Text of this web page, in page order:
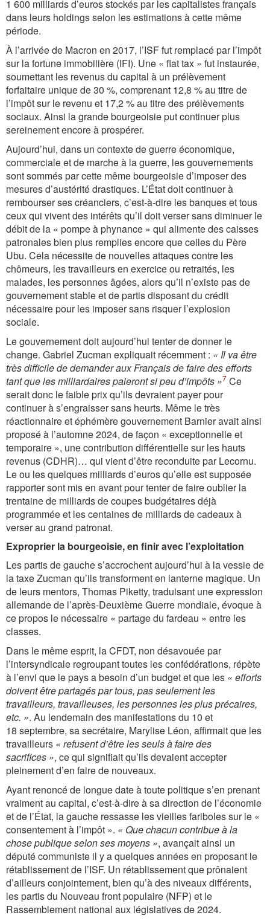
1 600 milliards d’euros stockés par les capitalistes français
dans leurs holdings selon les estimations à cette même
période.
À l’arrivée de Macron en 2017, l’ISF fut remplacé par l’impôt
sur la fortune immobilière (IFI). Une « flat tax » fut instaurée,
soumettant les revenus du capital à un prélèvement
forfaitaire unique de 30 %, comprenant 12,8 % au titre de
l’impôt sur le revenu et 17,2 % au titre des prélèvements
sociaux. Ainsi la grande bourgeoisie put continuer plus
sereinement encore à prospérer.
Aujourd’hui, dans un contexte de guerre économique,
commerciale et de marche à la guerre, les gouvernements
sont sommés par cette même bourgeoisie d’imposer des
mesures d’austérité drastiques. L’État doit continuer à
rembourser ses créanciers, c’est-à-dire les banques et tous
ceux qui vivent des intérêts qu’il doit verser sans diminuer le
débit de la « pompe à phynance » qui alimente des caisses
patronales bien plus remplies encore que celles du Père
Ubu. Cela nécessite de nouvelles attaques contre les
chômeurs, les travailleurs en exercice ou retraités, les
malades, les personnes âgées, alors qu’il n’existe pas de
gouvernement stable et de partis disposant du crédit
nécessaire pour les imposer sans risquer l’explosion
sociale.
Le gouvernement doit aujourd’hui tenter de donner le
change. Gabriel Zucman expliquait récemment : « Il va être
très difficile de demander aux Français de faire des efforts
tant que les milliardaires paieront si peu d’impôts »7 Ce
serait donc le faible prix qu’ils devraient payer pour
continuer à s’engraisser sans heurts. Même le très
réactionnaire et éphémère gouvernement Barnier avait ainsi
proposé à l’automne 2024, de façon « exceptionnelle et
temporaire », une contribution différentielle sur les hauts
revenus (CDHR)… qui vient d’être reconduite par Lecornu.
Le ou les quelques milliards d’euros qu’elle est supposée
rapporter sont mis en avant pour tenter de faire oublier la
trentaine de milliards de coupes budgétaires déjà
programmée et les centaines de milliards de cadeaux à
verser au grand patronat.
Exproprier la bourgeoisie, en finir avec l’exploitation
Les partis de gauche s’accrochent aujourd’hui à la vessie de
la taxe Zucman qu’ils transforment en lanterne magique. Un
de leurs mentors, Thomas Piketty, traduisant une expression
allemande de l’après-­Deuxième Guerre mondiale, évoque à
ce propos le nécessaire « partage du fardeau » entre les
classes.
Dans le même esprit, la CFDT, non désavouée par
l’intersyndicale regroupant toutes les confédérations, répète
à l’envi que le pays a besoin d’un budget et que les « efforts
doivent être partagés par tous, pas seulement les
travailleurs, travailleuses, les personnes les plus précaires,
etc. ». Au lendemain des manifestations du 10 et
18 septembre, sa secrétaire, Marylise Léon, affirmait que les
travailleurs « refusent d’être les seuls à faire des
sacrifices », ce qui signifiait qu’ils devaient accepter
pleinement d’en faire de nouveaux.
Ayant renoncé de longue date à toute politique s’en prenant
vraiment au capital, c’est-à-dire à sa direction de l’économie
et de l’État, la gauche ressasse les vieilles fariboles sur le «
consentement à l’impôt ». « Que chacun contribue à la
chose publique selon ses moyens », avançait ainsi un
député communiste il y a quelques années en proposant le
rétablissement de l’ISF. Un rétablissement que prônaient
d’ailleurs conjointement, bien qu’à des niveaux différents,
les partis du Nouveau front populaire (NFP) et le
Rassemblement national aux législatives de 2024.